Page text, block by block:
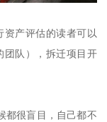
资产评估的读者可以
团队），拆迁项目开
都很盲目，自己都不